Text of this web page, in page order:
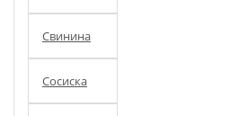
Свинина
Сосиска